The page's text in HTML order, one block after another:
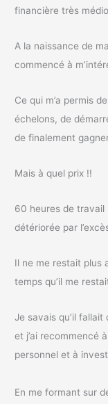
financière très
A la naissance de
commencé à
Ce qui m’a permis
échelons, de
de finalement
Mais à quel prix !!
60 heures de travail
détériorée par
Il ne me restait plus
temps qu’il me
Je savais qu’il
et j’ai recommencé
personnel et à
En me formant sur